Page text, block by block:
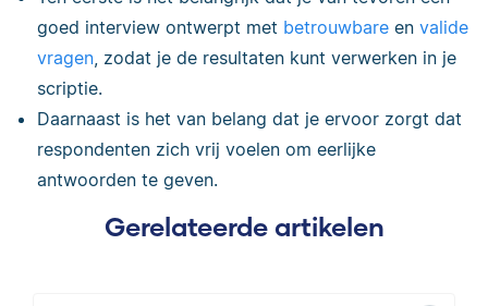
goed interview ontwerpt met betrouwbare envalide
vragen, zodat je de resultaten kunt verwerken in je
scriptie.
Daarnaast is het van belang dat je ervoor zorgt dat
respondenten zich vrij voelen om eerlijke
antwoorden te geven.
Gerelateerde artikelen